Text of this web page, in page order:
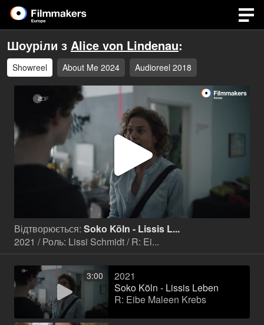
Шоуріли з Alice von Lindenau:
Showreel About Me 2024 Audioreel 2018
відео
Відтворюється: Soko Köln - Lissis L...
2021 / Роль: Lissi Schmidt / R: Ei...
3:00
2021
Soko Köln - Lissis Leben
R: Eibe Maleen Krebs